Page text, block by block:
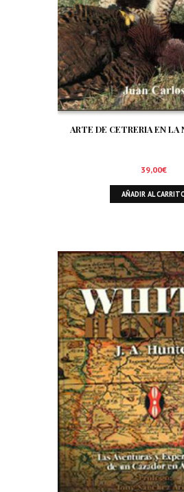
ARTE DE CETRERIA EN LA
39,00€
AÑADIR AL